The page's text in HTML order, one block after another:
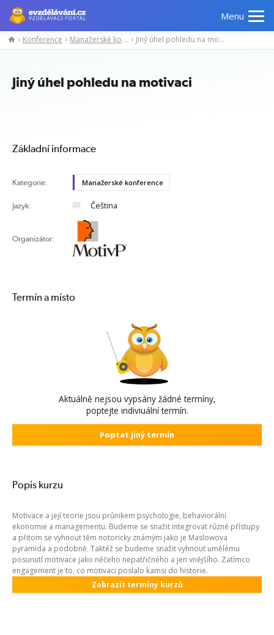
Menu
Manažerské
Odborné
Počítačové
Konference Manažerské konference Jiný úhel pohledu na motivaci
Jiný úhel pohledu na motivaci
Základní informace
Kategorie: Manažerské konference
Jazyk: Čeština
Organizátor:
Termín a místo
Aktuálně nejsou vypsány žádné termíny,
poptejte indiviuální termín.
Poptat jiný termín
Popis kurzu
Motivace a její teorie jsou průnikem psychologie, behaviorální
ekonomie a managementu. Budeme se snažit integrovat různé přístupy
a přitom se vyhnout těm notoricky známým jako je Maslowova
pyramida a podobně. Taktéž se budeme snažit vyhnout umělému
posunutí motivace jako něčeho nepatřičného a jen vnějšího. Zatímco
engagement je to, co motivaci poslalo kamsi do historie.
Zobrazit termíny kurzů